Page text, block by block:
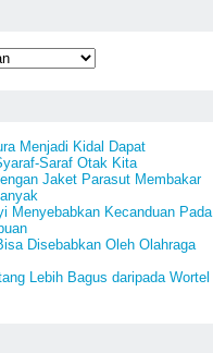
Menjadi Kidal Dapat
Saraf Otak Kita
Jaket Parasut Membakar
Menyebabkan Kecanduan Pada
Disebabkan Oleh Olahraga
Lebih Bagus daripada Wortel